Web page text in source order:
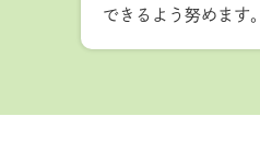
できるよう努めます。